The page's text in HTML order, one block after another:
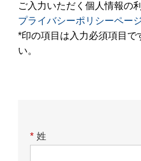
ご入力いただく個人情報の
プライバシーポリシーペー
*印の項目は入力必須項目で
い。
* 姓